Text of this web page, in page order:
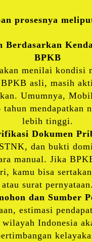
prosesnya
Berdasarkan
BPKB
akan menilai kondisi
asli, masih
Umumnya,
tahun mendapatkan
lebih tinggi.
Dokumen
dan bukti
manual. Jika
kamu bisa
atau surat pernyataan.
dan Sumber
estimasi
Indonesia